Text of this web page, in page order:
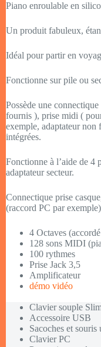
Piano enroulable en
Un produit fabuleux,
Idéal pour partir en
Fonctionne sur pile ou
Possède une
fournis ), prise midi (
exemple, adaptateur non
intégrées.
Fonctionne à l’aide de
adaptateur secteur.
Connectique prise
(raccord PC par exemple)
4 Octaves
128 sons MIDI
100 rythmes
Prise Jack 3,5
Amplificateur
démo vidéo
Clavier souple
Accessoire USB
Sacoches et souris
Clavier PC